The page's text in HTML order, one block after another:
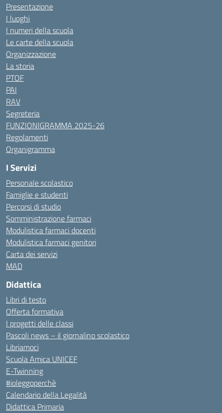
Presentazione
I luoghi
I numeri della scuola
Le carte della scuola
Organizzazione
La storia
PTOF
PAI
RAV
Segreteria
FUNZIONIGRAMMA 2025-26
Regolamenti
Organigramma
I Servizi
Personale scolastico
Famiglie e studenti
Percorsi di studio
Somministrazione farmaci
Modulistica farmaci docenti
Modulistica farmaci genitori
Carta dei servizi
MAD
Didattica
Libri di testo
Offerta formativa
I progetti delle classi
Pascoli news – il giornalino scolastico
Libriamoci
Scuola Amica UNICEF
E-Twinning
#ioleggoperchè
Calendario della Legalità
Didattica Primaria